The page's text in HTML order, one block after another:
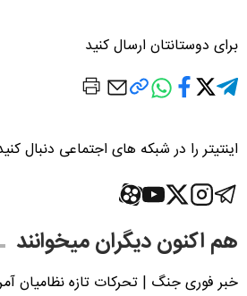
برای دوستانتان ارسال کنید
اینتیتر را در شبکه های اجتماعی دنبال
هم اکنون دیگران میخوانند
خبر فوری جنگ | تحرکات تازه نظامیان